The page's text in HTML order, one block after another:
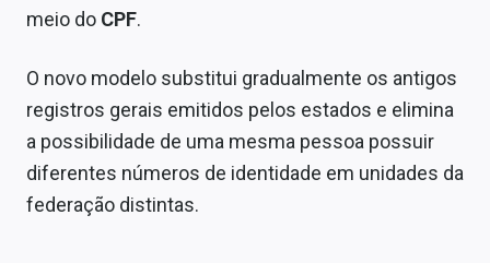
meio do CPF.
O novo modelo substitui gradualmente os antigos
registros gerais emitidos pelos estados e elimina
a possibilidade de uma mesma pessoa possuir
diferentes números de identidade em unidades da
federação distintas.